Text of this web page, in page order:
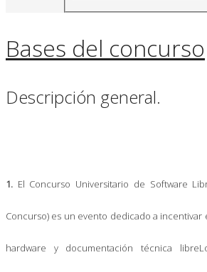
Bases del concurso
Descripción general.
1. El Concurso Universitario de Software
Concurso) es un evento dedicado a incentivar
hardware y documentación técnica